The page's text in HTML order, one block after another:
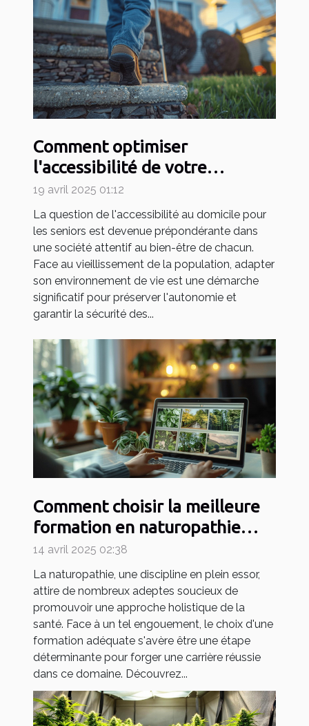
Comment optimiser
l'accessibilité de votre
domicile pour seniors
19 avril 2025 01:12
La question de l'accessibilité au domicile pour
les seniors est devenue prépondérante dans
une société attentif au bien-être de chacun.
Face au vieillissement de la population, adapter
son environnement de vie est une démarche
significatif pour préserver l'autonomie et
garantir la sécurité des...
Comment choisir la meilleure
formation en naturopathie
pour votre carrière
14 avril 2025 02:38
La naturopathie, une discipline en plein essor,
attire de nombreux adeptes soucieux de
promouvoir une approche holistique de la
santé. Face à un tel engouement, le choix d'une
formation adéquate s'avère être une étape
déterminante pour forger une carrière réussie
dans ce domaine. Découvrez...